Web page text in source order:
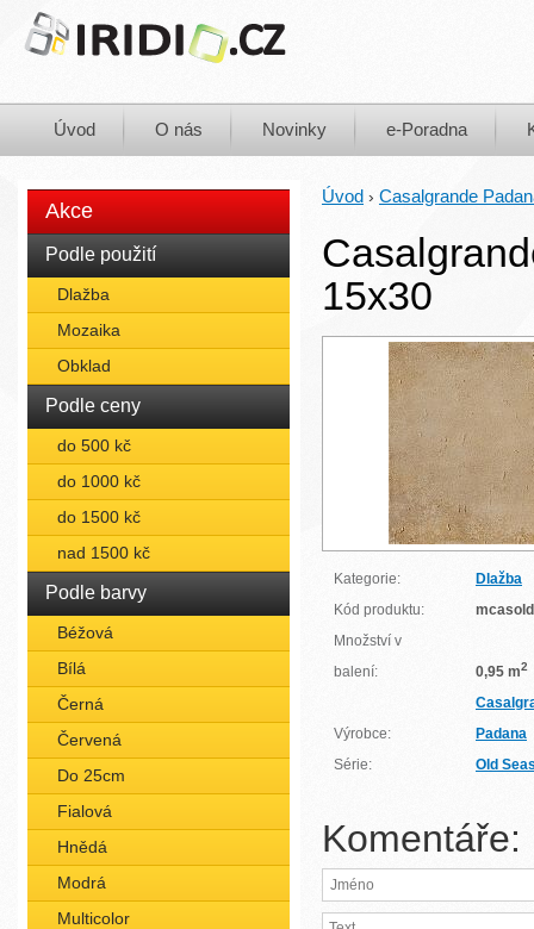
Úvod O nás Novinky e-Poradna
Akce
Podle použití
Dlažba
Mozaika
Obklad
Podle ceny
do 500 kč
do 1000 kč
do 1500 kč
nad 1500 kč
Podle barvy
Béžová
Bílá
Černá
Červená
Do 25cm
Fialová
Hnědá
Modrá
Multicolor
Úvod › Casalgrande
15x30
Kategorie:
Dlažba
Kód produktu:
Množství v
balení:
0,95 m2
Výrobce:
Padana
Série:
Old
Komentáře: